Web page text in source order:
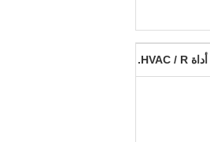
أداة HVAC / R.